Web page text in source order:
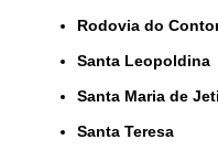
Rodovia do
Santa Leopoldina
Santa Maria de
Santa Teresa